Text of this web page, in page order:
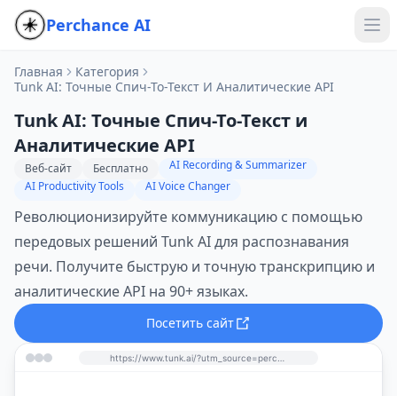
Perchance AI
Главная
Категория
Tunk AI: Точные Спич-То-Текст И Аналитические API
Tunk AI: Точные Спич-То-Текст и
Аналитические API
Веб-сайт Бесплатно
AI Recording & Summarizer
AI Productivity Tools
AI Voice Changer
Революционизируйте коммуникацию с помощью
передовых решений Tunk AI для распознавания
речи. Получите быструю и точную транскрипцию и
аналитические API на 90+ языках.
Посетить сайт